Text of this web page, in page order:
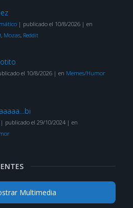
| publicado el 10/8/2026| en
, Mozas, Reddit
el 10/8/2026| en Memes/Humor
publicado el 29/10/2024| en
Multimedia